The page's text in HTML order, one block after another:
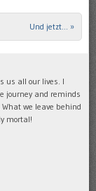
Und jetzt… »
us all our lives. I
journey and reminds
we leave behind
mortal!